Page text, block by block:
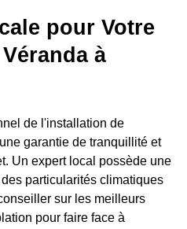
pour Votre
à
de l'installation de
garantie de tranquillité et
Un expert local possède une
particularités climatiques
sur les meilleurs
pour faire face à